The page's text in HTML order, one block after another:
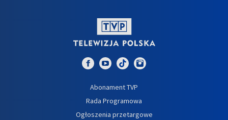
Abonament TVP
Rada Programowa
Ogłoszenia przetargowe